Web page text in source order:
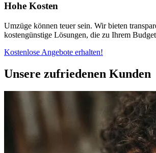
Hohe Kosten
Umzüge können teuer sein. Wir bieten
kostengünstige Lösungen, die zu Ihrem Budget
Kostenlose Angebote erhalten!
Unsere zufriedenen Kunden